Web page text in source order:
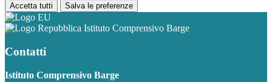
Accetta tutti Salva le preferenze
Istituto Comprensivo Barge
Contatti
Istituto Comprensivo Barge